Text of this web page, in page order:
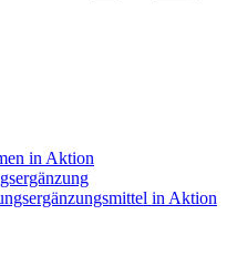
in Aktion
in Aktion